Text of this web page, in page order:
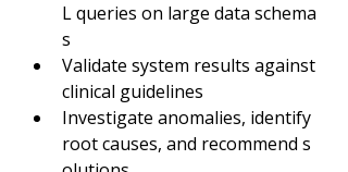
L queries on large data schema
s
Validate system results against
clinical guidelines
Investigate anomalies, identify
root causes, and recommend s